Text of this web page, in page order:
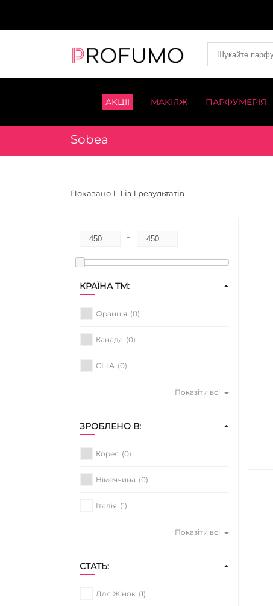
АКЦІЇ МАКІЯЖ ПАРФУМЕРІЯ
Sobea
Показано 1–1 із 1 результатів
-
КРАЇНА ТМ:
Франція (0)
Канада (0)
США (0)
Показіти всі
ЗРОБЛЕНО В:
Корея (0)
Німеччина (0)
Італія (1)
Показіти всі
СТАТЬ:
Для Жінок (1)